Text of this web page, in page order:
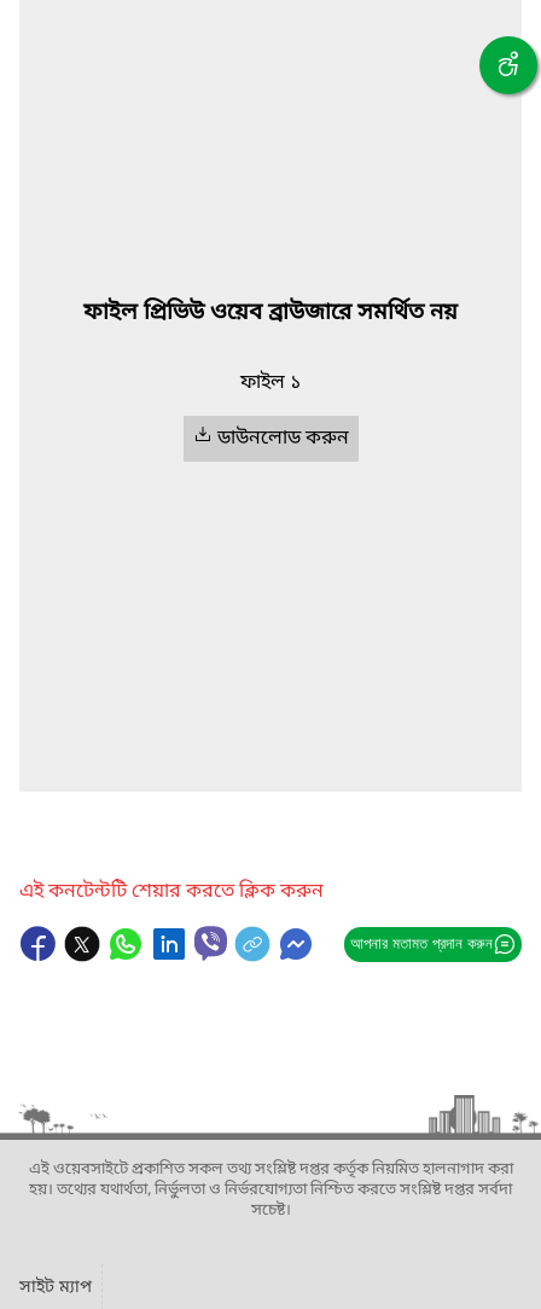
ফাইল প্রিভিউ ওয়েব ব্রাউজারে সমর্থিত নয়
ফাইল ১
ডাউনলোড করুন
এই কনটেন্টটি শেয়ার করতে ক্লিক করুন
আপনার মতামত প্রদান করুন
এই ওয়েবসাইটে প্রকাশিত সকল তথ্য সংশ্লিষ্ট দপ্তর কর্তৃক নিয়মিত হালনাগাদ করা
হয়। তথ্যের যথার্থতা, নির্ভুলতা ও নির্ভরযোগ্যতা নিশ্চিত করতে সংশ্লিষ্ট দপ্তর সর্বদা
সচেষ্ট।
সাইট ম্যাপ